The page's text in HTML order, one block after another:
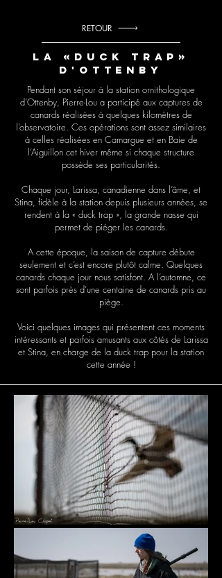
RETOUR
La «duck trap»
d'Ottenby
Pendant son séjour à la station ornithologique
d’Ottenby, Pierre-Lou a participé aux captures de
canards réalisées à quelques kilomètres de
l’observatoire. Ces opérations sont assez similaires
à celles réalisées en Camargue et en Baie de
l’Aiguillon cet hiver même si chaque structure
possède ses particularités.
Chaque jour, Larissa, canadienne dans l’âme, et
Stina, fidèle à la station depuis plusieurs années, se
rendent à la « duck trap », la grande nasse qui
permet de piéger les canards.
A cette époque, la saison de capture débute
seulement et c’est encore plutôt calme. Quelques
canards chaque jour nous satisfont. A l’automne, ce
sont parfois près d’une centaine de canards pris au
piège.
Voici quelques images qui présentent ces moments
intéressants et parfois amusants aux côtés de Larissa
et Stina, en charge de la duck trap pour la station
cette année !